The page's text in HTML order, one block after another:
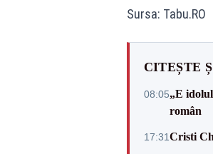
Sursa: Tabu.RO
CITEȘTE
08:05„E
român
17:31Cristi